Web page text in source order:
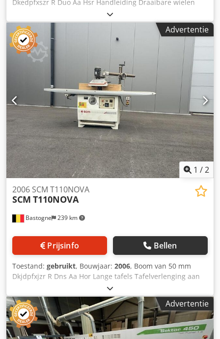
gereedschappen in de wisselaar: 6 + 1 stuk,
Afzuigaansluiting Ø: mm, Persluchtaansluiting: 6-8 bar,
Persluchtverbruik: 200 NL/min. Kwaliteitsinformatie: -
volledige basisreiniging - elektra gecontroleerd -
pneumatiek gecontroleerd - afgesteld volgens de
specificaties van de fabrikant - direct inzetbaar
Dkedpfxszr R Duo Aa Hsr Handleiding Draaibare wielen
van gietijzer Voorzien van meerdere messen 380 V
Advertentie
1 /2
Bastogne 239 km
2006 SCM T110NOVA
SCM T110NOVA
Prijsinfo Bellen
Toestand: gebruikt, Bouwjaar: 2006, Boom van 50 mm
Dkjdpfxjzr R Dns Aa Hor Lange tafels Tafelverlenging aan
de voorzijde Oefenopstelling met 3 rollen 380V
Advertentie